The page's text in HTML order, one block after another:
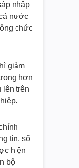
nhập
nước
chức
giảm
hơn
lên trên
tin, số
hiện
bộ